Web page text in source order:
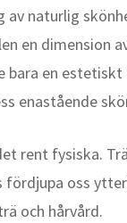
naturlig
en dimension
en
enastående
rent fysiska.
oss
och hårvård.